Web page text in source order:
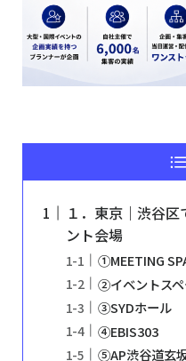
１．東京｜渋谷
ント会場
①MEETING
②イベントス
③SYDホール
④EBIS303
⑤AP渋谷道玄